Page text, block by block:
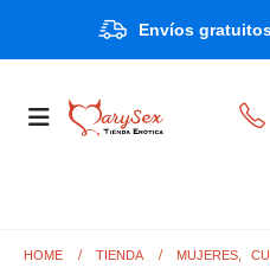
Envíos
HOME TIENDA MUJERES